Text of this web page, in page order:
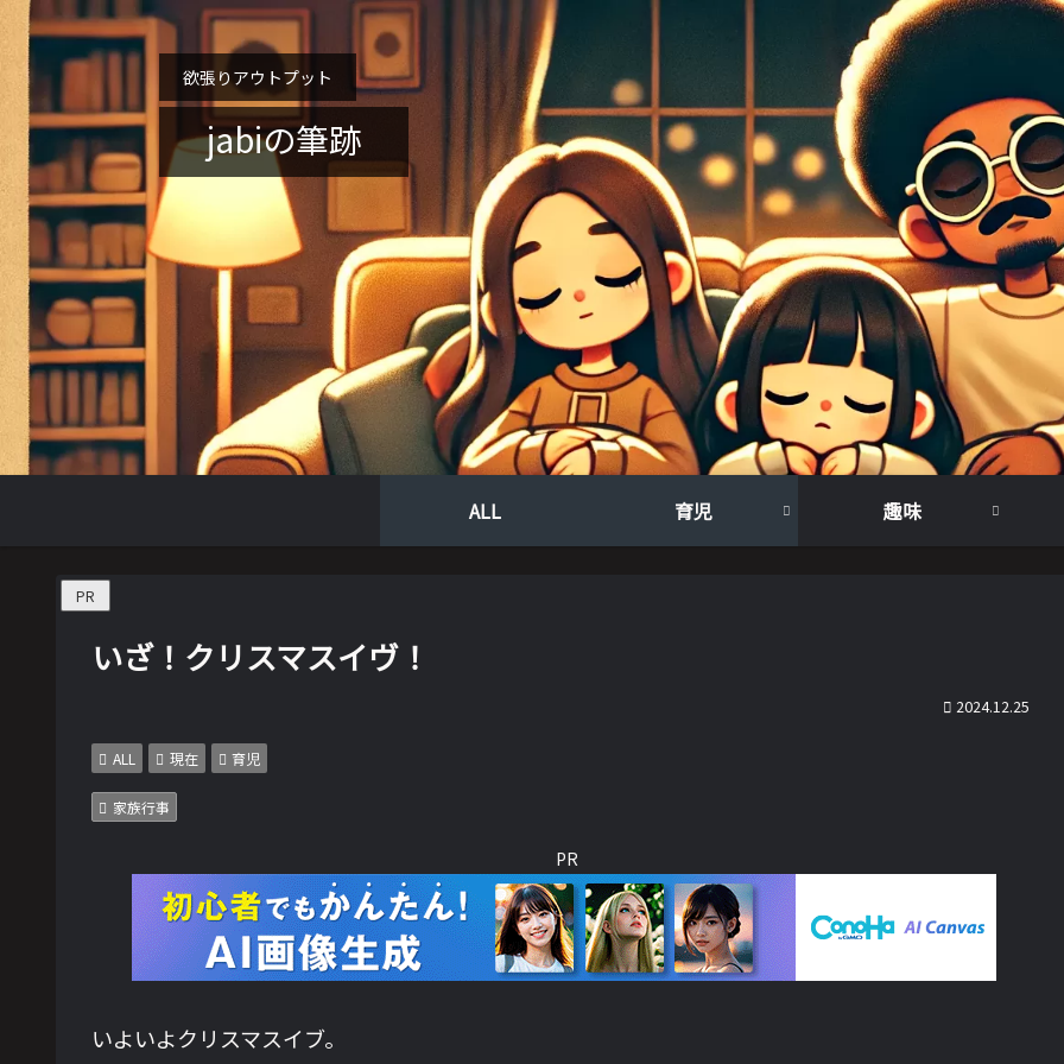
欲張りアウトプット
jabiの筆跡
ALL 育児 趣味
PR
いざ！クリスマスイヴ！
2024.12.25
ALL 現在 育児
家族行事
PR
いよいよクリスマスイブ。